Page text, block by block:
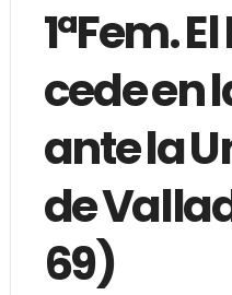
1ªFem.
cede en
ante la
de
69)